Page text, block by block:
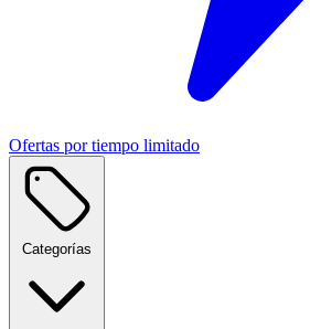
Ofertas por tiempo limitado
Categorías